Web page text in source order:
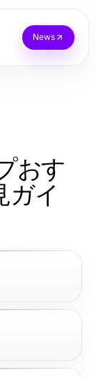
News
おす
ガイ